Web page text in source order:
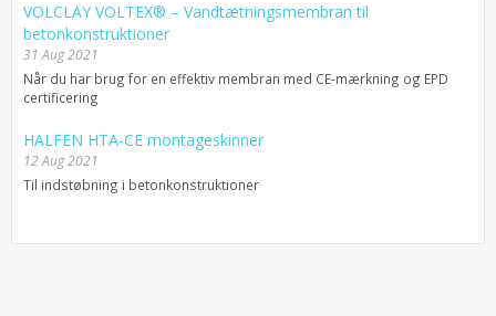
VOLCLAY VOLTEX® – Vandtætningsmembran til
betonkonstruktioner
31 Aug 2021
Når du har brug for en effektiv membran med CE-mærkning og EPD
certificering
HALFEN HTA-CE montageskinner
12 Aug 2021
Til indstøbning i betonkonstruktioner